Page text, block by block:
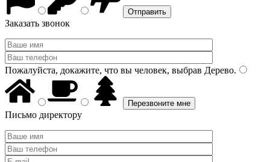
Заказать звонок
Пожалуйста, докажите, что вы человек, выбрав Дерево.
Письмо директору